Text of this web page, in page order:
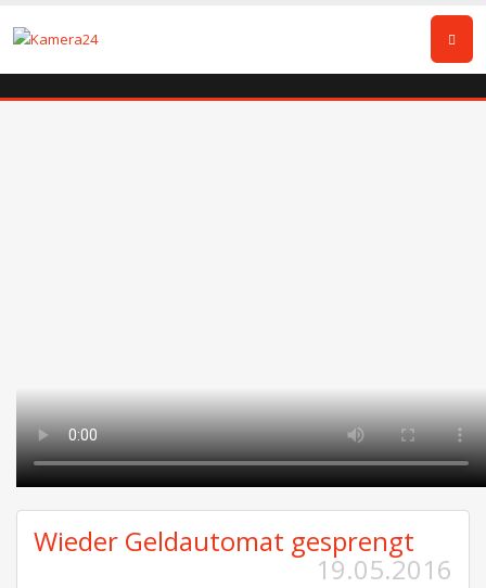
Wieder Geldautomat gesprengt
19.05.2016